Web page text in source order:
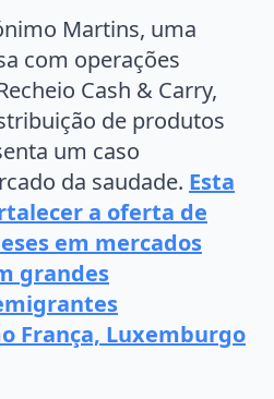
Martins, uma
com operações
Cash & Carry,
de produtos
um caso
da saudade. Esta
a oferta de
em mercados
grandes
França, Luxemburgo